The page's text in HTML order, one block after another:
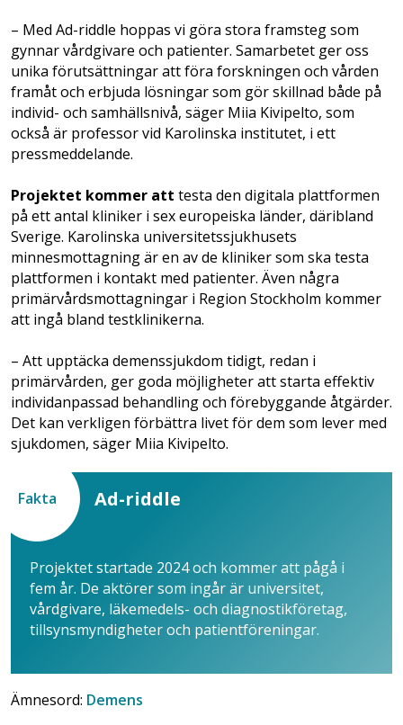
– Med Ad-riddle hoppas vi göra stora framsteg som
gynnar vårdgivare och patienter. Samarbetet ger oss
unika förutsättningar att föra forskningen och vården
framåt och erbjuda lösningar som gör skillnad både på
individ- och samhällsnivå, säger Miia Kivipelto, som
också är professor vid Karolinska institutet, i ett
pressmeddelande.
Projektet kommer att testa den digitala plattformen
på ett antal kliniker i sex europeiska länder, däribland
Sverige. Karolinska universitetssjukhusets
minnesmottagning är en av de kliniker som ska testa
plattformen i kontakt med patienter. Även några
primärvårdsmottagningar i Region Stockholm kommer
att ingå bland testklinikerna.
– Att upptäcka demenssjukdom tidigt, redan i
primärvården, ger goda möjligheter att starta effektiv
individanpassad behandling och förebyggande åtgärder.
Det kan verkligen förbättra livet för dem som lever med
sjukdomen, säger Miia Kivipelto.
Fakta Ad-riddle
Projektet startade 2024 och kommer att pågå i
fem år. De aktörer som ingår är universitet,
vårdgivare, läkemedels- och diagnostikföretag,
tillsynsmyndigheter och patientföreningar.
Ämnesord: Demens